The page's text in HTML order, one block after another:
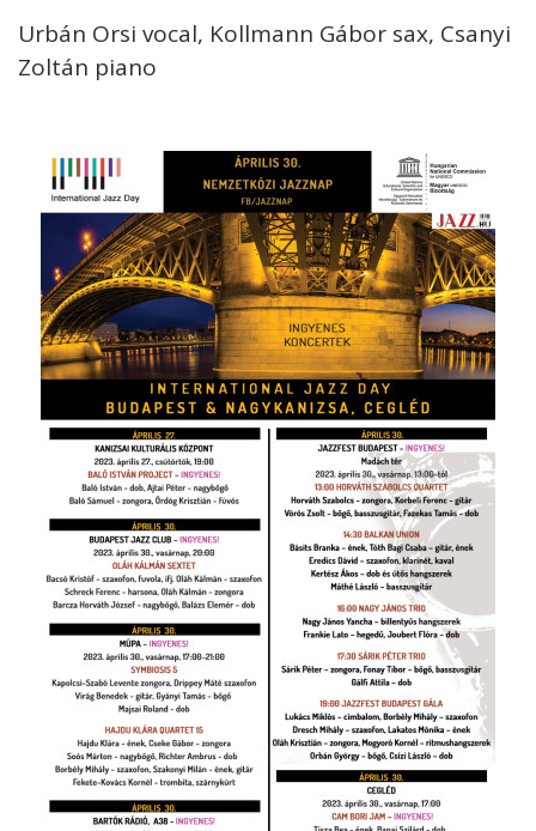
Urbán Orsi vocal, Kollmann Gábor sax, Csanyi
Zoltán piano